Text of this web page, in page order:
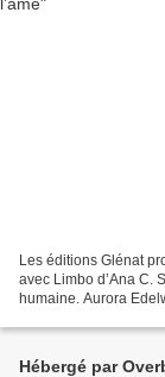
Les éditions Glénat
avec Limbo d’Ana C.
humaine. Aurora
Hébergé par